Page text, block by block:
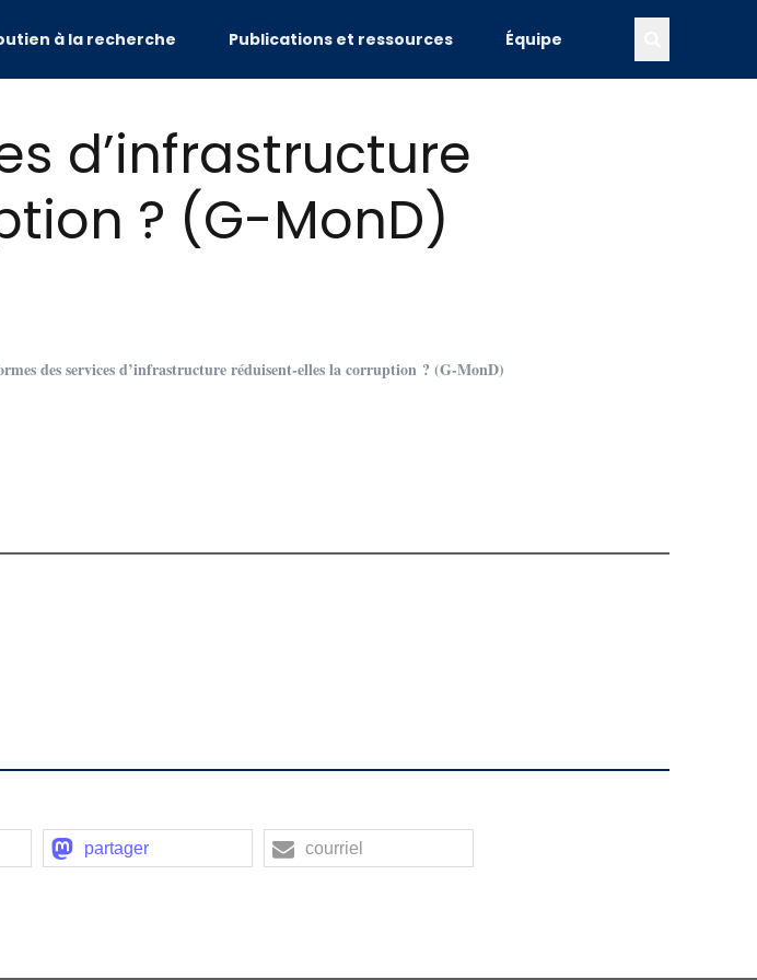
à la recherche Publications et ressources Équipe
d’infrastructure
? (G-MonD)
des services d’infrastructure réduisent-elles la corruption ? (G-MonD)
partager courriel